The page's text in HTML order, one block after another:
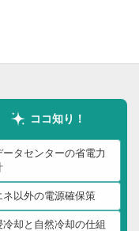
ココ知り！
ータセンターの省電力
ネ以外の電源確保策
冷却と自然冷却の仕組